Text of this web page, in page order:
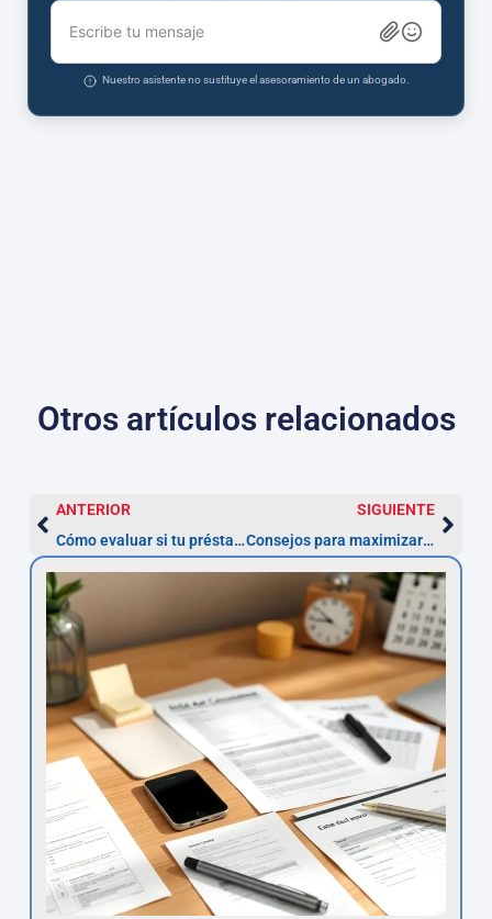
Escribe tu mensaje
Nuestro asistente no sustituye el asesoramiento de un abogado.
Otros artículos relacionados
ANTERIOR
Cómo evaluar si tu préstamo personal tiene una TAE abusiva y qué hacer
SIGUIENTE
Consejos para maximizar la devolución tras la nulidad de un préstamo